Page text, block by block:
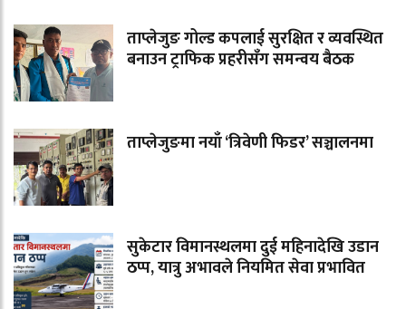
ताप्लेजुङ गोल्ड कपलाई सुरक्षित र व्यवस्थित
बनाउन ट्राफिक प्रहरीसँग समन्वय बैठक
ताप्लेजुङमा नयाँ ‘त्रिवेणी फिडर’ सञ्चालनमा
सुकेटार विमानस्थलमा दुई महिनादेखि उडान
ठप्प, यात्रु अभावले नियमित सेवा प्रभावित